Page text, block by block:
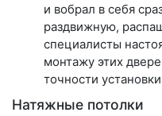
и вобрал в себя
раздвижную,
специалисты
монтажу этих
точности
Натяжные потолки